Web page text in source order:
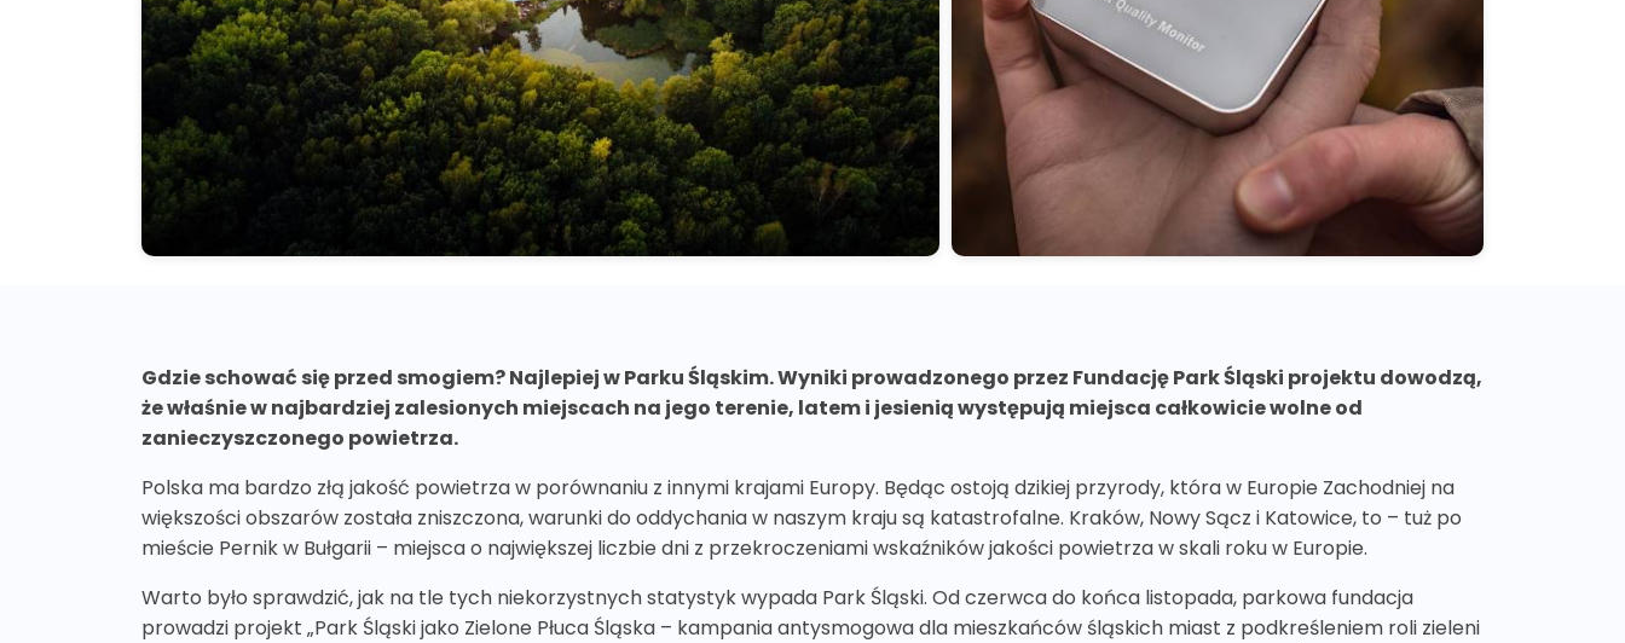
Gdzie schować się przed smogiem? Najlepiej w Parku Śląskim. Wyniki prowadzonego przez Fundację Park Śląski projektu dowodzą,
że właśnie w najbardziej zalesionych miejscach na jego terenie, latem i jesienią występują miejsca całkowicie wolne od
zanieczyszczonego powietrza.
Polska ma bardzo złą jakość powietrza w porównaniu z innymi krajami Europy. Będąc ostoją dzikiej przyrody, która w Europie Zachodniej na
większości obszarów została zniszczona, warunki do oddychania w naszym kraju są katastrofalne. Kraków, Nowy Sącz i Katowice, to – tuż po
mieście Pernik w Bułgarii – miejsca o największej liczbie dni z przekroczeniami wskaźników jakości powietrza w skali roku w Europie.
Warto było sprawdzić, jak na tle tych niekorzystnych statystyk wypada Park Śląski. Od czerwca do końca listopada, parkowa fundacja
prowadzi projekt „Park Śląski jako Zielone Płuca Śląska – kampania antysmogowa dla mieszkańców śląskich miast z podkreśleniem roli zieleni